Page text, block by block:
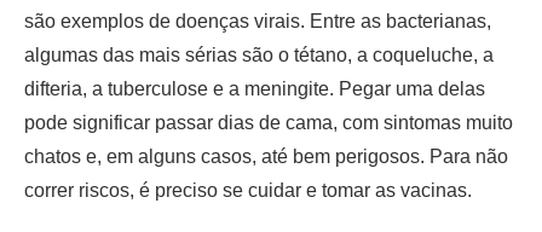
são exemplos de doenças virais. Entre as bacterianas,
algumas das mais sérias são o tétano, a coqueluche, a
difteria, a tuberculose e a meningite. Pegar uma delas
pode significar passar dias de cama, com sintomas muito
chatos e, em alguns casos, até bem perigosos. Para não
correr riscos, é preciso se cuidar e tomar as vacinas.